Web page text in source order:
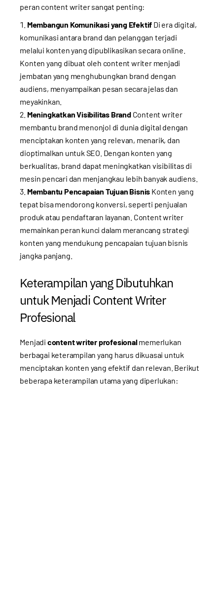
peran content writer sangat penting:
Membangun Komunikasi yang Efektif Di era digital,
komunikasi antara brand dan pelanggan terjadi
melalui konten yang dipublikasikan secara online.
Konten yang dibuat oleh content writer menjadi
jembatan yang menghubungkan brand dengan
audiens, menyampaikan pesan secara jelas dan
meyakinkan.
Meningkatkan Visibilitas BrandContent writer
membantu brand menonjol di dunia digital dengan
menciptakan konten yang relevan, menarik, dan
dioptimalkan untuk SEO. Dengan konten yang
berkualitas, brand dapat meningkatkan visibilitas di
mesin pencari dan menjangkau lebih banyak audiens.
Membantu Pencapaian Tujuan Bisnis Konten yang
tepat bisa mendorong konversi, seperti penjualan
produk atau pendaftaran layanan. Content writer
memainkan peran kunci dalam merancang strategi
konten yang mendukung pencapaian tujuan bisnis
jangka panjang.
Keterampilan yang Dibutuhkan
untuk Menjadi Content Writer
Profesional
Menjadi content writer profesionalmemerlukan
berbagai keterampilan yang harus dikuasai untuk
menciptakan konten yang efektif dan relevan. Berikut
beberapa keterampilan utama yang diperlukan: